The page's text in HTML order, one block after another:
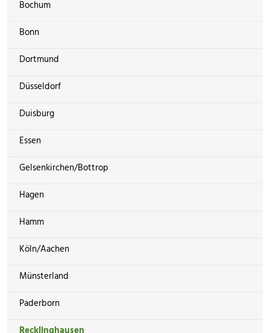
Bochum
Bonn
Dortmund
Düsseldorf
Duisburg
Essen
Gelsenkirchen/Bottrop
Hagen
Hamm
Köln/Aachen
Münsterland
Paderborn